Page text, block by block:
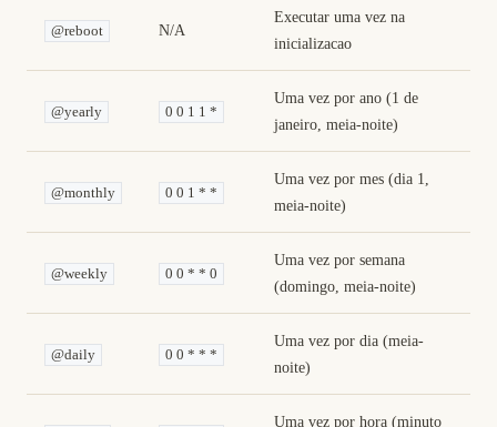
@reboot N/A
Executar uma vez na
inicializacao
@yearly 0 0 1 1 *
Uma vez por ano (1 de
janeiro, meia-noite)
@monthly 0 0 1 * *
Uma vez por mes (dia 1,
meia-noite)
@weekly 0 0 * * 0
Uma vez por semana
(domingo, meia-noite)
@daily 0 0 * * *
Uma vez por dia (meia-
noite)
Uma vez por hora (minuto